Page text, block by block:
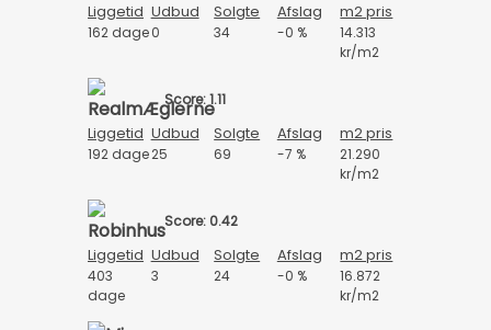
Liggetid Udbud Solgte Afslag m2 pris
162 dage0 34 -0 %
14.313
kr/m2
Score: 1.11
Liggetid Udbud Solgte Afslag m2 pris
192 dage25 69 -7 %
21.290
kr/m2
Score: 0.42
Liggetid Udbud Solgte Afslag m2 pris
403
dage
3 24 -0 %
16.872
kr/m2